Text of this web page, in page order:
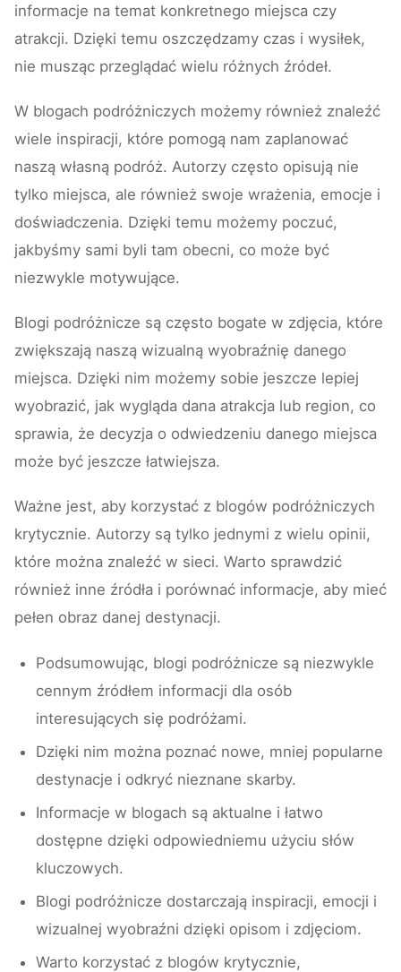
informacje na temat konkretnego miejsca czy
atrakcji. Dzięki temu oszczędzamy czas i wysiłek,
nie musząc przeglądać wielu różnych źródeł.
W blogach podróżniczych możemy również znaleźć
wiele inspiracji, które pomogą nam zaplanować
naszą własną podróż. Autorzy często opisują nie
tylko miejsca, ale również swoje wrażenia, emocje i
doświadczenia. Dzięki temu możemy poczuć,
jakbyśmy sami byli tam obecni, co może być
niezwykle motywujące.
Blogi podróżnicze są często bogate w zdjęcia, które
zwiększają naszą wizualną wyobraźnię danego
miejsca. Dzięki nim możemy sobie jeszcze lepiej
wyobrazić, jak wygląda dana atrakcja lub region, co
sprawia, że decyzja o odwiedzeniu danego miejsca
może być jeszcze łatwiejsza.
Ważne jest, aby korzystać z blogów podróżniczych
krytycznie. Autorzy są tylko jednymi z wielu opinii,
które można znaleźć w sieci. Warto sprawdzić
również inne źródła i porównać informacje, aby mieć
pełen obraz danej destynacji.
Podsumowując, blogi podróżnicze są niezwykle
cennym źródłem informacji dla osób
interesujących się podróżami.
Dzięki nim można poznać nowe, mniej popularne
destynacje i odkryć nieznane skarby.
Informacje w blogach są aktualne i łatwo
dostępne dzięki odpowiedniemu użyciu słów
kluczowych.
Blogi podróżnicze dostarczają inspiracji, emocji i
wizualnej wyobraźni dzięki opisom i zdjęciom.
Warto korzystać z blogów krytycznie,